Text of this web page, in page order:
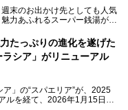
末のお出かけ先としても人気
力あふれるスーパー銭湯がた
い」「海が見える絶景で非日
も気兼ねなく1日過ごした
設が揃っているため、その日
つかるはずです。
たっぷりの進化を遂げた
ラシア」がリニューアル
ア」の“スパエリア”が、2025
ルを経て、2026年1月15日